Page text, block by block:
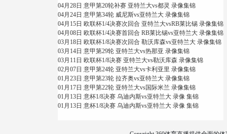
04月28日 意甲第20轮补赛 亚特兰大vs都灵 录像集锦
04月24日 意甲第34轮 威尼斯vs亚特兰大 录像集锦
04月15日 欧联杯1/4决赛次回合 亚特兰大vsRB莱比锡 录像集锦
04月08日 欧联杯1/4决赛首回合 RB莱比锡vs亚特兰大 录像集锦
03月18日 欧联杯1/8决赛次回合 勒沃库森vs亚特兰大 录像集锦
03月14日 意甲第29轮 亚特兰大vs热那亚 录像集锦
03月11日 欧联杯1/8决赛 亚特兰大vs勒沃库森 录像集锦
02月07日 意甲第24轮 亚特兰大vs卡利亚里 录像集锦
01月23日 意甲第23轮 拉齐奥vs亚特兰大 录像集锦
01月17日 意甲第22轮 亚特兰大vs国际米兰 录像集锦
01月13日 意杯1/8决赛 乌迪内斯vs亚特兰大 录像 集锦
01月13日 意杯1/8决赛 乌迪内斯vs亚特兰大 录像 集锦